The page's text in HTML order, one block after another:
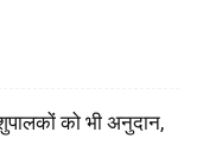
को भी अनुदान,